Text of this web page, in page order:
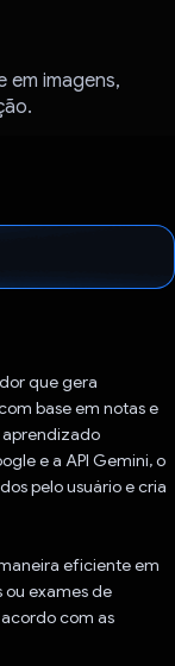
em imagens,
que gera
base em notas e
e a API Gemini, o
pelo usuário e cria
eficiente em
ou exames de
com as